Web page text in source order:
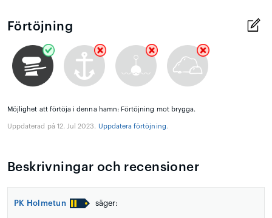
Förtöjning
Möjlighet att förtöja i denna hamn: Förtöjning mot brygga.
Uppdaterad på 12. Jul 2023. Uppdatera förtöjning.
Beskrivningar och recensioner
PK Holmetun säger: